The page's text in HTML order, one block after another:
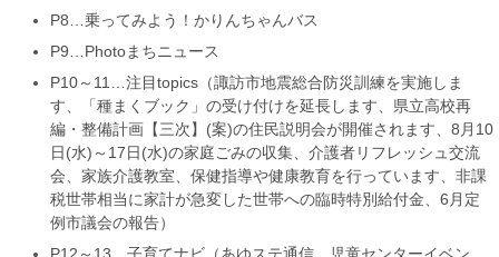
P8…乗ってみよう！かりんちゃんバス
P9…Photoまちニュース
P10～11…注目topics（諏訪市地震総合防災訓練を実施しま
す、「種まくブック」の受け付けを延長します、県立高校再
編・整備計画【三次】(案)の住民説明会が開催されます、8月10
日(水)～17日(水)の家庭ごみの収集、介護者リフレッシュ交流
会、家族介護教室、保健指導や健康教育を行っています、非課
税世帯相当に家計が急変した世帯への臨時特別給付金、6月定
例市議会の報告）